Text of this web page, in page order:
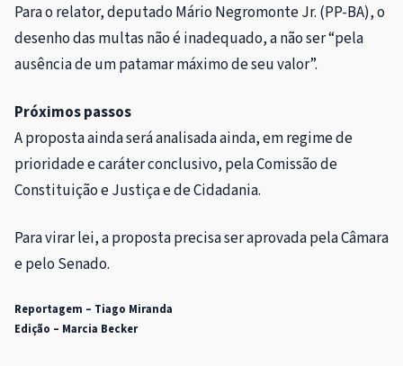
Para o relator, deputado Mário Negromonte Jr. (PP-BA), o
desenho das multas não é inadequado, a não ser “pela
ausência de um patamar máximo de seu valor”.
Próximos passos
A proposta ainda será analisada ainda, emregime de
prioridadeecaráter conclusivo, pela Comissão de
Constituição e Justiça e de Cidadania.
Para virar lei, a proposta precisa ser aprovada pela Câmara
e pelo Senado.
Reportagem – Tiago Miranda
Edição – Marcia Becker